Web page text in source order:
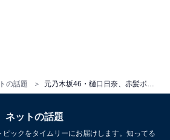
の話題 元乃木坂46・樋口日奈、赤髪ボブのイメチェンショット披露！ 奇抜なファッションの意気込み動画も公開
ネットの話題
ックをタイムリーにお届けします。知ってる